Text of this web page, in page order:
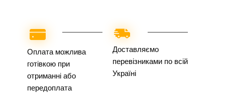
Оплата можлива
готівкою при
отриманні або
передоплата
Доставляємо
перевізниками по всій
Україні